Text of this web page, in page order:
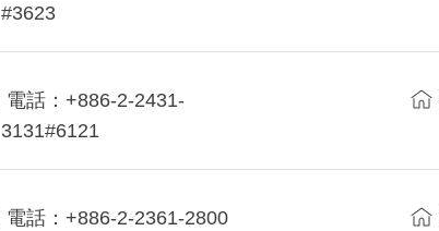
#3623
電話：+886-2-2431-
3131#6121
電話：+886-2-2361-2800